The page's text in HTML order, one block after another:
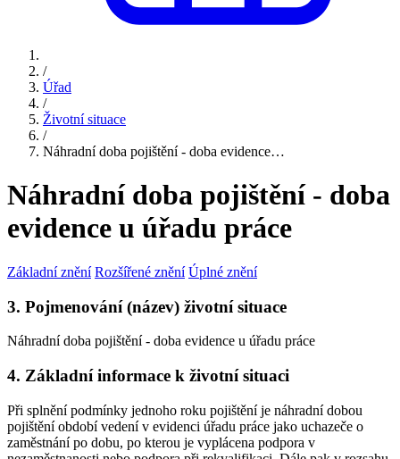
/
Úřad
/
Životní situace
/
Náhradní doba pojištění - doba evidence…
Náhradní doba pojištění - doba
evidence u úřadu práce
Základní znění Rozšířené znění Úplné znění
3. Pojmenování (název) životní situace
Náhradní doba pojištění - doba evidence u úřadu práce
4. Základní informace k životní situaci
Při splnění podmínky jednoho roku pojištění je náhradní dobou
pojištění období vedení v evidenci úřadu práce jako uchazeče o
zaměstnání po dobu, po kterou je vyplácena podpora v